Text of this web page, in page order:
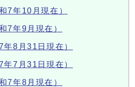
7年10月現在）
7年9月現在）
8月31日現在）
7月31日現在）
7年8月現在）